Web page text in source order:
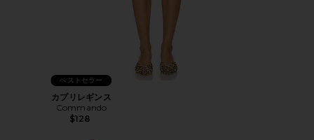
ベストセラー
カプリレギンス
Commando
$128